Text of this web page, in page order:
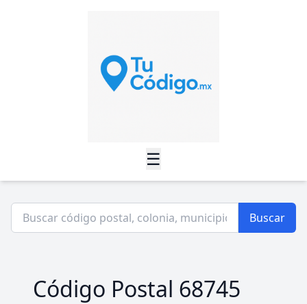
☰
Buscar
Código Postal 68745